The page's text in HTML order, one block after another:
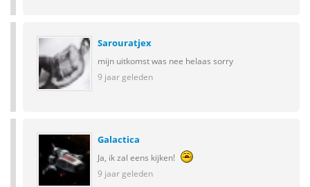
Sarouratjex
mijn uitkomst was nee helaas sorry
9 jaar geleden
Galactica
Ja, ik zal eens kijken!
9 jaar geleden